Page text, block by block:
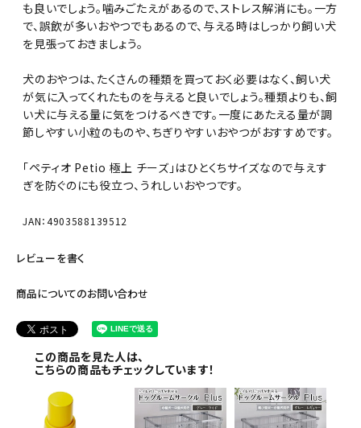
も良いでしょう。噛みごたえがあるので、ストレス解消にも。一方
で、誤飲が多いおやつでもあるので、与える時はしっかり飼い犬
を見張っておきましょう。
犬のおやつは、たくさんの種類を買っておく必要はなく、飼い犬
が気に入ってくれたものを与えると良いでしょう。種類よりも、飼
い犬に与える量に気をつけるべきです。一度にあたえる量が調
節しやすい小粒のものや、ちぎりやすいおやつがおすすめです。
「ペティオ Petio 極上 チーズ」はひとくちサイズなので与えす
ぎを防ぐのにも役立つ、うれしいおやつです。
JAN：4903588139512
レビューを書く
商品についてのお問い合わせ
この商品を見た人は、
こちらの商品もチェックしています！